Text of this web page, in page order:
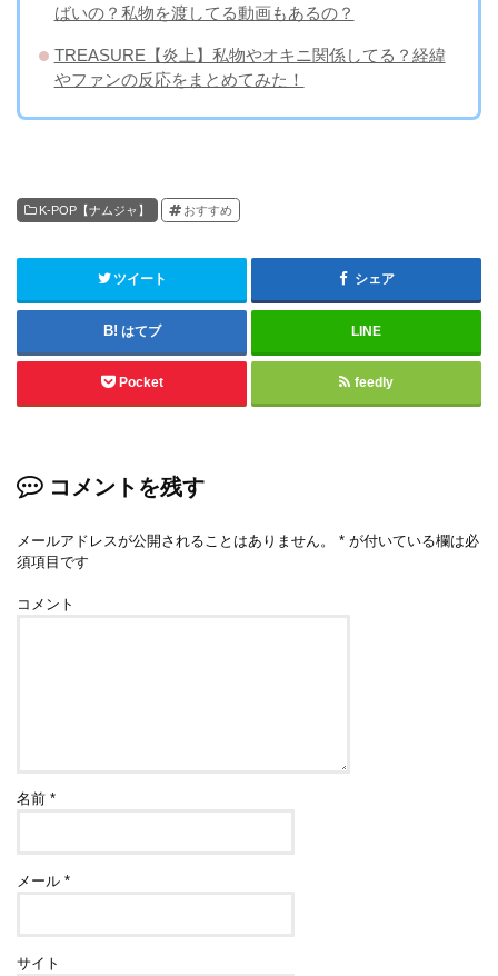
ばいの？私物を渡してる動画もあるの？
TREASURE【炎上】私物やオキニ関係してる？経緯
やファンの反応をまとめてみた！
K-POP【ナムジャ】 おすすめ
ツイート シェア
はてブ LINE
Pocket feedly
コメントを残す
メールアドレスが公開されることはありません。 * が付いている欄は必
須項目です
コメント
名前*
メール*
サイト